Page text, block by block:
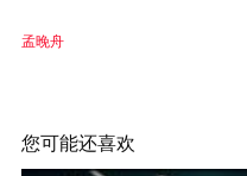
孟晚舟
您可能还喜欢